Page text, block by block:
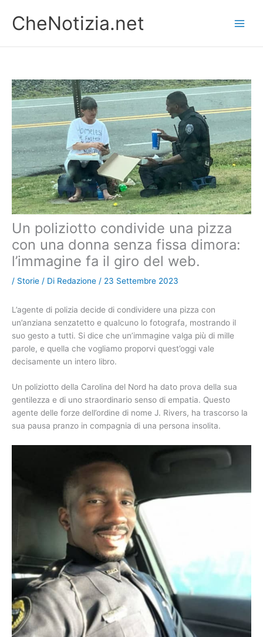
contenuto
CheNotizia.net
Un poliziotto condivide una pizza
con una donna senza fissa dimora:
l’immagine fa il giro del web.
/ Storie / Di Redazione / 23 Settembre 2023
L’agente di polizia decide di condividere una pizza con
un’anziana senzatetto e qualcuno lo fotografa, mostrando il
suo gesto a tutti. Si dice che un’immagine valga più di mille
parole, e quella che vogliamo proporvi quest’oggi vale
decisamente un intero libro.
Un poliziotto della Carolina del Nord ha dato prova della sua
gentilezza e di uno straordinario senso di empatia. Questo
agente delle forze dell’ordine di nome J. Rivers, ha trascorso la
sua pausa pranzo in compagnia di una persona insolita.